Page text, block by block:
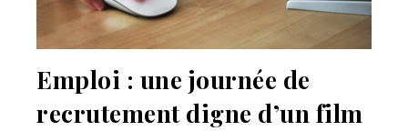
Emploi : une journée de
recrutement digne d’un film